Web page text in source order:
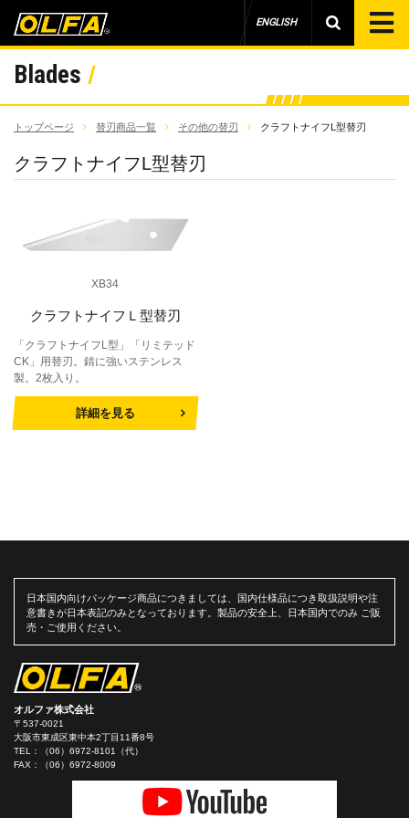
ENGLISH
Blades
トップページ 替刃商品一覧 その他の替刃 クラフトナイフL型替刃
クラフトナイフL型替刃
XB34
クラフトナイフＬ型替刃
「クラフトナイフL型」「リミテッド
CK」用替刃。錆に強いステンレス
製。2枚入り。
詳細を見る
日本国内向けパッケージ商品につきましては、国内仕様品につき取扱説明や注
意書きが日本表記のみとなっております。製品の安全上、日本国内でのみ ご販
売・ご使用ください。
オルファ株式会社
〒537-0021
大阪市東成区東中本2丁目11番8号
TEL：
（06）6972-8101（代）
FAX：（06）6972-8009